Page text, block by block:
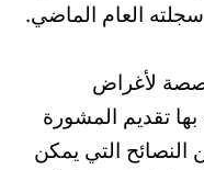
لأغراض
تقديم المشورة
النصائح التي يمكن